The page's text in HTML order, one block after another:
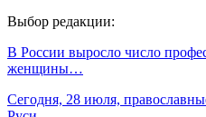
Выбор редакции:
В России выросло число
женщины…
Сегодня, 28 июля,